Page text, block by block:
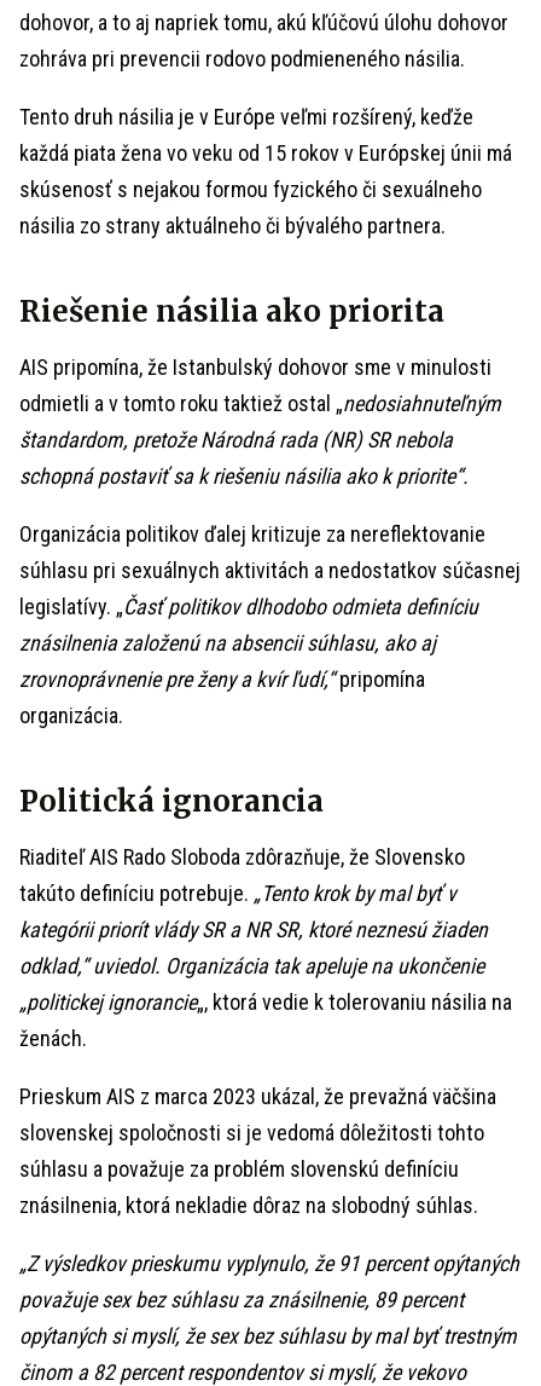
dohovor, a to aj napriek tomu, akú kľúčovú úlohu dohovor
zohráva pri prevencii rodovo podmieneného násilia.
Tento druh násilia je v Európe veľmi rozšírený, keďže
každá piata žena vo veku od 15 rokov v Európskej únii má
skúsenosť s nejakou formou fyzického či sexuálneho
násilia zo strany aktuálneho či bývalého partnera.
Riešenie násilia ako priorita
AIS pripomína, že Istanbulský dohovor sme v minulosti
odmietli a v tomto roku taktiež ostal „nedosiahnuteľným
štandardom, pretože Národná rada (NR) SR nebola
schopná postaviť sa k riešeniu násilia ako k priorite“.
Organizácia politikov ďalej kritizuje za nereflektovanie
súhlasu pri sexuálnych aktivitách a nedostatkov súčasnej
legislatívy. „Časť politikov dlhodobo odmieta definíciu
znásilnenia založenú na absencii súhlasu, ako aj
zrovnoprávnenie pre ženy a kvír ľudí,“pripomína
organizácia.
Politická ignorancia
Riaditeľ AIS Rado Sloboda zdôrazňuje, že Slovensko
takúto definíciu potrebuje. „Tento krok by mal byť v
kategórii priorít vlády SR a NR SR, ktoré neznesú žiaden
odklad,“ uviedol. Organizácia tak apeluje na ukončenie
„politickej ignorancie„, ktorá vedie k tolerovaniu násilia na
ženách.
Prieskum AIS z marca 2023 ukázal, že prevažná väčšina
slovenskej spoločnosti si je vedomá dôležitosti tohto
súhlasu a považuje za problém slovenskú definíciu
znásilnenia, ktorá nekladie dôraz na slobodný súhlas.
„Z výsledkov prieskumu vyplynulo, že 91 percent opýtaných
považuje sex bez súhlasu za znásilnenie, 89 percent
opýtaných si myslí, že sex bez súhlasu by mal byť trestným
činom a 82 percent respondentov si myslí, že vekovo